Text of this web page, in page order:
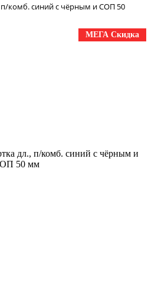
п/комб. синий с чёрным и СОП 50
МЕГА Скидка